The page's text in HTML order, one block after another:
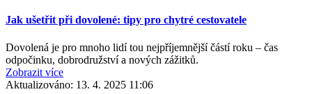
Jak ušetřit při dovolené: tipy pro chytré cestovatele
Dovolená je pro mnoho lidí tou nejpříjemnější částí roku – čas
odpočinku, dobrodružství a nových zážitků.
Zobrazit více
Aktualizováno: 13. 4. 2025 11:06